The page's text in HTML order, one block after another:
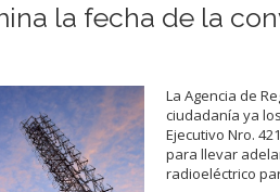
la fecha de la
La Agencia de
ciudadanía ya
Ejecutivo Nro.
para llevar
radioeléctrico